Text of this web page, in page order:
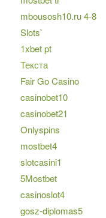
mbousosh10.ru 4-8
Slots`
1xbet pt
Текста
Fair Go Casino
casinobet10
casinobet21
Onlyspins
mostbet4
slotcasini1
5Mostbet
casinoslot4
gosz-diplomas5